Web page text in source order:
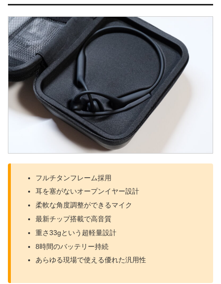
フルチタンフレーム採用
耳を塞がないオープンイヤー設計
柔軟な角度調整ができるマイク
最新チップ搭載で高音質
重さ33gという超軽量設計
8時間のバッテリー持続
あらゆる現場で使える優れた汎用性